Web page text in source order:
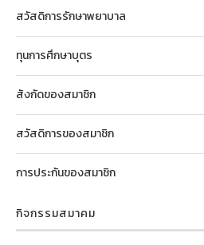
สวัสดิการรักษาพยาบาล
ทุนการศึกษาบุตร
สังกัดของสมาชิก
สวัสดิการของสมาชิก
การประกันของสมาชิก
กิจกรรมสมาคม